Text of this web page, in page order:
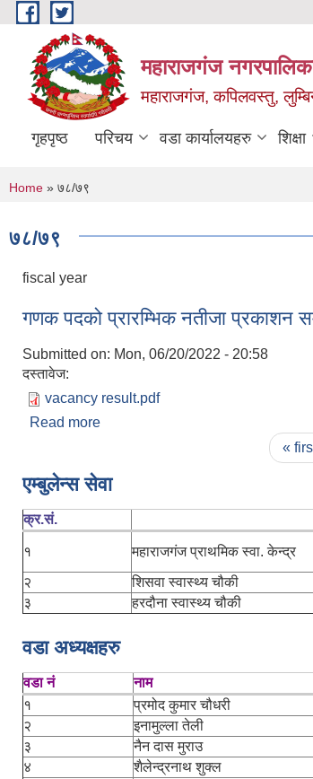
Skip to main content
महाराजगंज
महाराजगंज, कपिलवस्तु,
गृहपृष्ठ परिचय वडा कार्यालयहरु शिक्षा
You are here
Home » ७८/७९
७८/७९
fiscal year
गणक पदको प्रारम्भिक नतीजा प्रकाशन
Submitted on: Mon, 06/20/2022 - 20:58
दस्तावेज:
vacancy result.pdf
Read more
«
एम्बुलेन्स सेवा
क्र.सं.
१ महाराजगंज प्राथमिक स्वा. केन्द्र
२
शिसवा स्वास्थ्य चौकी
३
हरदौना स्वास्थ्य चौकी
वडा अध्यक्षहरु
वडा नं नाम
१
प्रमोद कुमार चौधरी
२
इनामुल्ला तेली
३
नैन दास मुराउ
४
शैलेन्द्रनाथ शुक्ल